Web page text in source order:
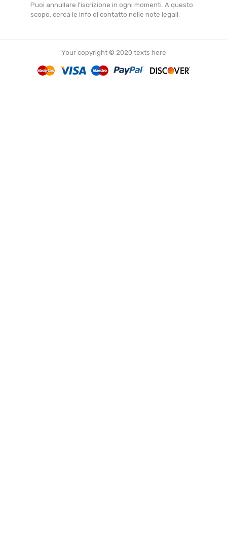
Puoi annullare l'iscrizione in ogni momenti. A questo
scopo, cerca le info di contatto nelle note legali.
Your copyright © 2020 texts here